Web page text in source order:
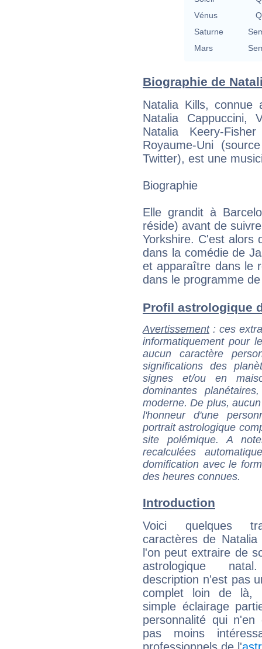
Vénus
Saturne
Mars
Biographie de
Natalia Kills,
Natalia Cappuccini,
Natalia Keery-
Royaume-Uni
Twitter), est une
Biographie
Elle grandit à
réside) avant de
Yorkshire. C'est alors
dans la comédie de
et apparaître dans le
dans le programme
Profil astrologique
Avertissement: ces
informatiquement pour
aucun caractère
significations des
signes et/ou en
dominantes
moderne. De plus,
l'honneur d'une
portrait astrologique
site polémique. A
recalculées
domification avec le
des heures connues.
Introduction
Voici quelques
caractères de Natalia
l'on peut extraire de
astrologique
description n'est pas
complet loin de là,
simple éclairage
personnalité qui n'en
pas moins